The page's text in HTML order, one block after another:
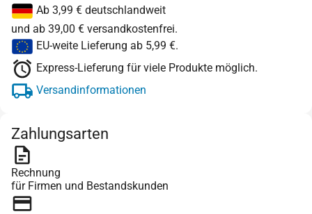
Ab 3,99 € deutschlandweit
und ab 39,00 € versandkostenfrei.
EU-weite Lieferung ab 5,99 €.
Express-Lieferung für viele Produkte möglich.
Versandinformationen
Zahlungsarten
Rechnung
für Firmen und Bestandskunden